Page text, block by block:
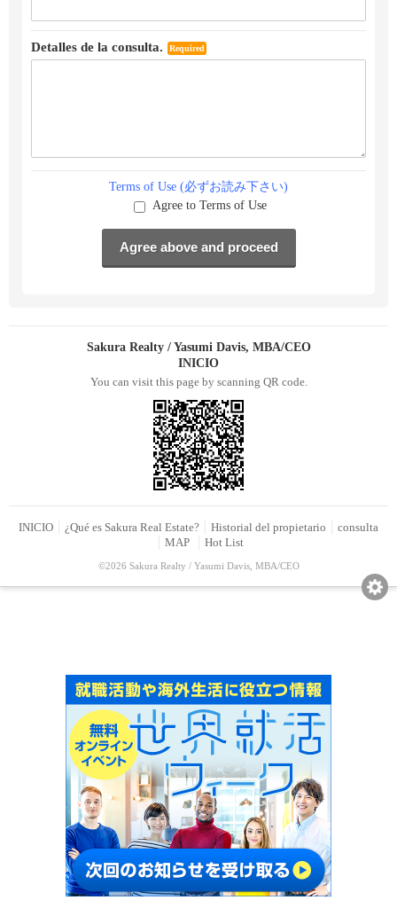
Detalles de la consulta. Required
Terms of Use (必ずお読み下さい)
Agree to Terms of Use
Sakura Realty / Yasumi Davis, MBA/CEO
INICIO
You can visit this page by scanning QR code.
INICIO ¿Qué es Sakura Real Estate? Historial del propietario
consulta
MAP
Hot List
©2026 Sakura Realty / Yasumi Davis, MBA/CEO